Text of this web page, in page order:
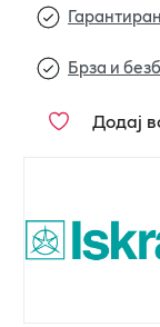
Брза и
Додај